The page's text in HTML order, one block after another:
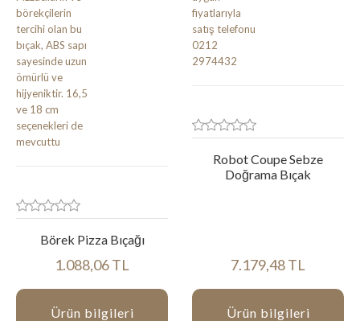
Börek Pizza Bıçağı
1.088,06 TL
Ürün bilgileri
Robot Coupe Sebze
Doğrama Bıçak
7.179,48 TL
Ürün bilgileri